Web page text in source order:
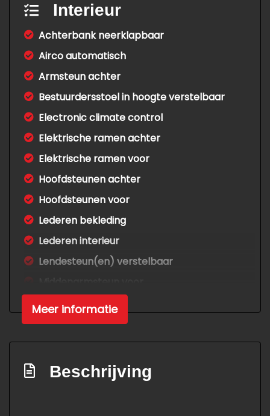
Interieur
Achterbank neerklapbaar
Airco automatisch
Armsteun achter
Bestuurdersstoel in hoogte verstelbaar
Electronic climate control
Elektrische ramen achter
Elektrische ramen voor
Hoofdsteunen achter
Hoofdsteunen voor
Lederen bekleding
Lederen interieur
Lendesteun(en) verstelbaar
Skiluik
Stuur en versnellingspook (kunst)leder
Stuur verstelbaar
Stuurbekrachtiging
Meer informatie
Beschrijving